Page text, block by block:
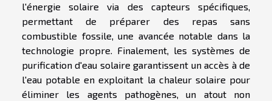
l'énergie solaire via des capteurs spécifiques,
permettant de préparer des repas sans
combustible fossile, une avancée notable dans la
technologie propre. Finalement, les systèmes de
purification d'eau solaire garantissent un accès à de
l'eau potable en exploitant la chaleur solaire pour
éliminer les agents pathogènes, un atout non